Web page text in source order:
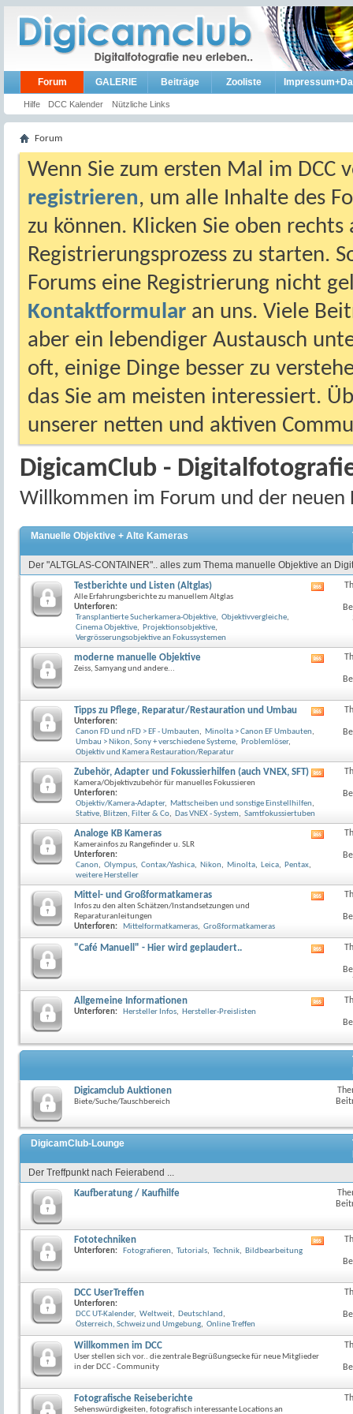
Forum
Hilfe DCC Kalender Nützliche Links
GALERIE Beiträge Zooliste
Forum
Wenn Sie zum ersten Mal im DCC
registrieren, um alle Inhalte des
zu können. Klicken Sie oben
Registrierungsprozess zu starten.
Forums eine Registrierung nicht
Kontaktformular an uns. Viele
aber ein lebendiger Austausch
oft, einige Dinge besser zu
das Sie am meisten interessiert.
unserer netten und aktiven
DigicamClub -
Willkommen im Forum und der neuen
Manuelle Objektive + Alte Kameras
Der "ALTGLAS-CONTAINER".. alles zum Thema manuelle Objektive an
Testberichte und Listen (Altglas)
Alle Erfahrungsberichte zu manuellem Altglas
Unterforen:
Transplantierte Sucherkamera-Objektive, Objektivvergleiche,
Cinema Objektive, Projektionsobjektive,
Vergrösserungsobjektive an Fokussystemen
dieses
moderne manuelle Objektive
Zeiss, Samyang und andere...
dieses
Tipps zu Pflege, Reparatur/Restauration und Umbau
Unterforen:
Canon FD und nFD > EF - Umbauten, Minolta > Canon EF Umbauten,
Umbau > Nikon, Sony + verschiedene Systeme, Problemlöser,
Objektiv und Kamera Restauration/Reparatur
dieses
Zubehör, Adapter und Fokussierhilfen (auch VNEX, SFT)
Kamera/Objektivzubehör für manuelles Fokussieren
Unterforen:
Objektiv/Kamera-Adapter, Mattscheiben und sonstige Einstellhilfen,
Stative, Blitzen, Filter & Co, Das VNEX - System, Samtfokussiertuben
dieses
Analoge KB Kameras
Kamerainfos zu Rangefinder u. SLR
Unterforen:
Canon, Olympus, Contax/Yashica, Nikon, Minolta, Leica, Pentax,
weitere Hersteller
dieses
Mittel- und Großformatkameras
Infos zu den alten Schätzen/Instandsetzungen und
Reparaturanleitungen
Unterforen:
Mittelformatkameras, Großformatkameras
dieses
"Café Manuell" - Hier wird geplaudert..
dieses
Allgemeine Informationen
Unterforen: Hersteller Infos, Hersteller-Preislisten
dieses
Digicamclub Auktionen
Biete/Suche/Tauschbereich
DigicamClub-Lounge
Der Treffpunkt nach Feierabend ...
Kaufberatung / Kaufhilfe
Fototechniken
Unterforen: Fotografieren, Tutorials, Technik, Bildbearbeitung
dieses
DCC UserTreffen
Unterforen:
DCC UT-Kalender, Weltweit, Deutschland ,
Österreich, Schweiz und Umgebung, Online Treffen
Willkommen im DCC
User stellen sich vor.. die zentrale Begrüßungsecke für neue Mitglieder
in der DCC - Community
Fotografische Reiseberichte
Sehenswürdigkeiten, fotografisch interessante Locations an